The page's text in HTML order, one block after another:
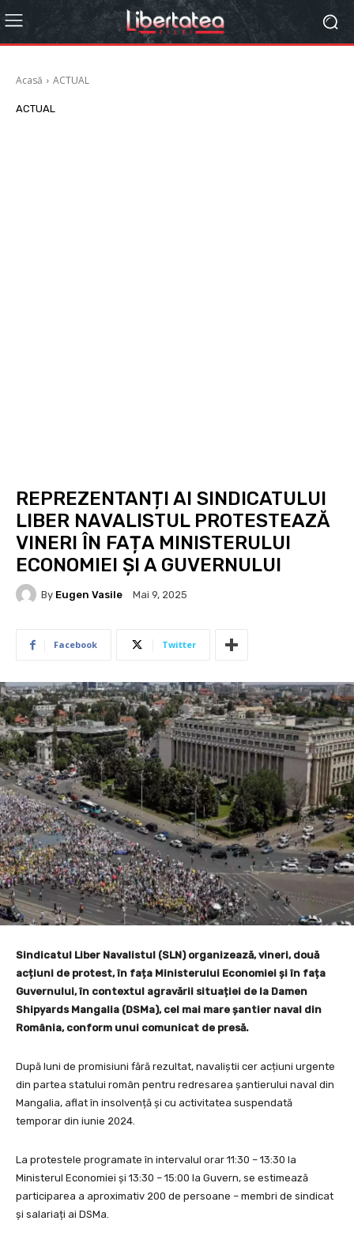
Acasă ACTUAL
ACTUAL
REPREZENTANȚI AI SINDICATULUI
LIBER NAVALISTUL PROTESTEAZĂ
VINERI ÎN FAȚA MINISTERULUI
ECONOMIEI ȘI A GUVERNULUI
By Eugen Vasile Mai 9, 2025
Facebook Twitter
Sindicatul Liber Navalistul (SLN) organizează, vineri, două
acțiuni de protest, în fața Ministerului Economiei și în fața
Guvernului, în contextul agravării situației de la Damen
Shipyards Mangalia (DSMa), cel mai mare șantier naval din
România, conform unui comunicat de presă.
După luni de promisiuni fără rezultat, navaliștii cer acțiuni urgente
din partea statului român pentru redresarea șantierului naval din
Mangalia, aflat în insolvență și cu activitatea suspendată
temporar din iunie 2024.
La protestele programate în intervalul orar 11:30 – 13:30 la
Ministerul Economiei și 13:30 – 15:00 la Guvern, se estimează
participarea a aproximativ 200 de persoane – membri de sindicat
și salariați ai DSMa.